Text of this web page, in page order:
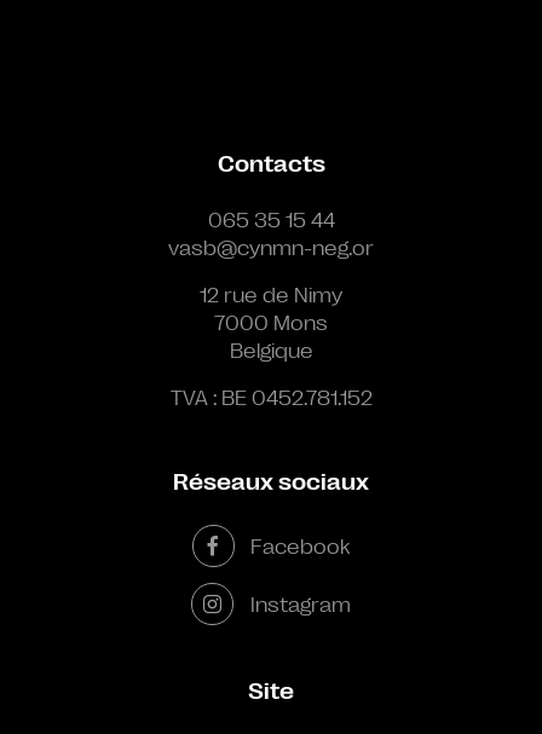
Contacts
065 35 15 44
vasb@cynmn-neg.or
12 rue de Nimy
7000 Mons
Belgique
TVA : BE 0452.781.152
Réseaux sociaux
Facebook
Instagram
Site